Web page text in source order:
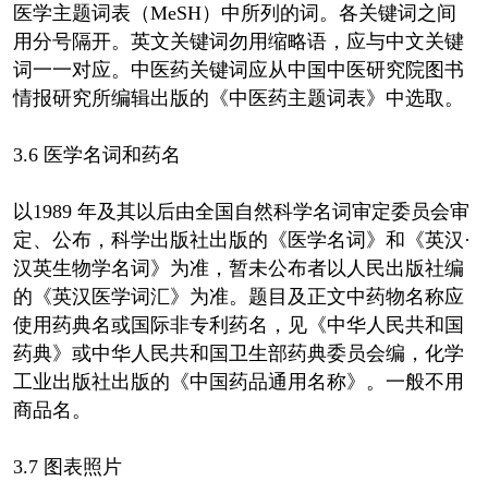
医学主题词表（MeSH）中所列的词。各关键词之间
用分号隔开。英文关键词勿用缩略语，应与中文关键
词一一对应。中医药关键词应从中国中医研究院图书
情报研究所编辑出版的《中医药主题词表》中选取。
3.6 医学名词和药名
以1989 年及其以后由全国自然科学名词审定委员会审
定、公布，科学出版社出版的《医学名词》和《英汉·
汉英生物学名词》为准，暂未公布者以人民出版社编
的《英汉医学词汇》为准。题目及正文中药物名称应
使用药典名或国际非专利药名，见《中华人民共和国
药典》或中华人民共和国卫生部药典委员会编，化学
工业出版社出版的《中国药品通用名称》。一般不用
商品名。
3.7 图表照片